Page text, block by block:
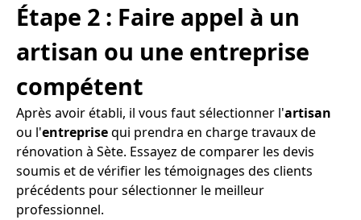
Étape 2 : Faire appel à un
artisan ou une entreprise
compétent
Après avoir établi, il vous faut sélectionner l'artisan
ou l'entreprisequi prendra en charge travaux de
rénovation à Sète. Essayez de comparer les devis
soumis et de vérifier les témoignages des clients
précédents pour sélectionner le meilleur
professionnel.